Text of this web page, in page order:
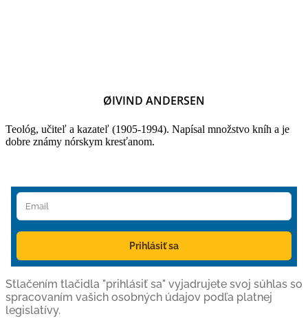
ØIVIND ANDERSEN
Teológ, učiteľ a kazateľ (1905-1994). Napísal množstvo kníh a je
dobre známy nórskym kresťanom.
Prihlásiť sa
Stlačením tlačidla "prihlásiť sa" vyjadrujete svoj súhlas so
spracovaním vašich osobných údajov podľa platnej
legislatívy.